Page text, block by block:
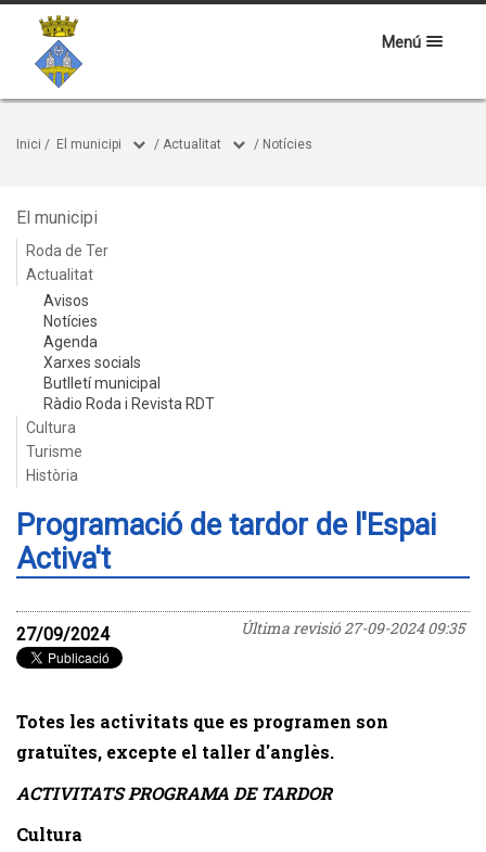
Menú
Inici / El municipi / Actualitat / Notícies
El municipi
Roda de Ter
Actualitat
Avisos
Notícies
Agenda
Xarxes socials
Butlletí municipal
Ràdio Roda i Revista RDT
Cultura
Turisme
Història
Programació de tardor de l'Espai
Activa't
Última revisió27-09-2024 09:35
27/09/2024
Totes les activitats que es programen son
gratuïtes, excepte el taller d'anglès.
ACTIVITATS PROGRAMA DE TARDOR
Cultura